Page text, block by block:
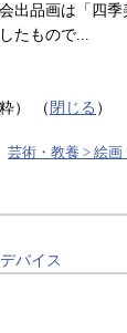
出品画は「四季
たもので...
） （ 閉じる ）
芸術・教養 > 絵画
バイス